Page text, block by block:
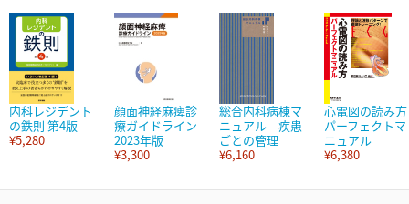
内科レジデント
の鉄則 第4版
¥5,280
顔面神経麻痺診
療ガイドライン
2023年版
¥3,300
総合内科病棟マ
ニュアル 疾患
ごとの管理
¥6,160
心電図の読み方
パーフェクトマ
ニュアル
¥6,380